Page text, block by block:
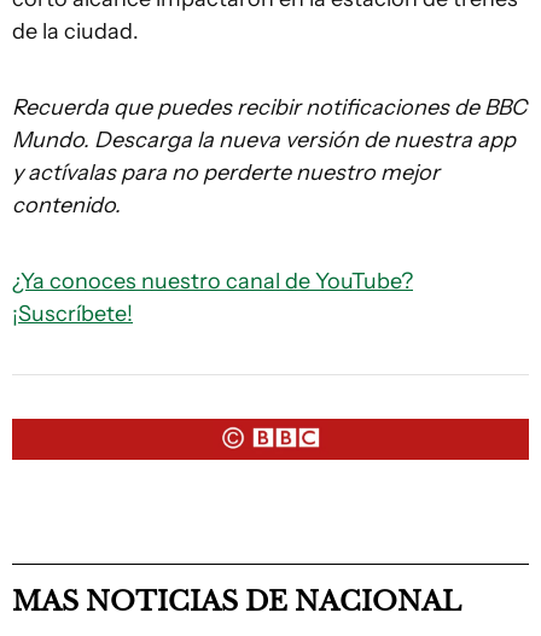
de la ciudad.
Recuerda que puedes recibir notificaciones de BBC
Mundo. Descarga la nueva versión de nuestra app
y actívalas para no perderte nuestro mejor
contenido.
¿Ya conoces nuestro canal de YouTube?
¡Suscríbete!
MAS NOTICIAS DE NACIONAL